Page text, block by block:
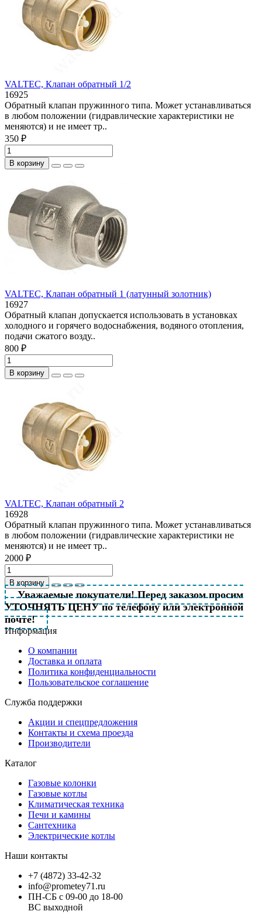
VALTEC, Клапан обратный 1/2
16925
Обратный клапан пружинного типа. Может устанавливаться
в любом положении (гидравлические характеристики не
меняются) и не имеет тр..
350 ₽
В корзину
VALTEC, Клапан обратный 1 (латунный золотник)
16927
Обратный клапан допускается использовать в установках
холодного и горячего водоснабжения, водяного отопления,
подачи сжатого возду..
800 ₽
В корзину
VALTEC, Клапан обратный 2
16928
Обратный клапан пружинного типа. Может устанавливаться
в любом положении (гидравлические характеристики не
меняются) и не имеет тр..
2000 ₽
В корзину
Уважаемые покупатели! Перед заказом просим
УТОЧНЯТЬ ЦЕНУ по телефону или электронной
почте!
Информация
О компании
Доставка и оплата
Политика конфиденциальности
Пользовательское соглашение
Служба поддержки
Акции и спецпредложения
Контакты и схема проезда
Производители
Каталог
Газовые колонки
Газовые котлы
Климатическая техника
Печи и камины
Сантехника
Электрические котлы
Наши контакты
+7 (4872) 33-42-32
info@prometey71.ru
ПН-СБ с 09-00 до 18-00
ВС выходной